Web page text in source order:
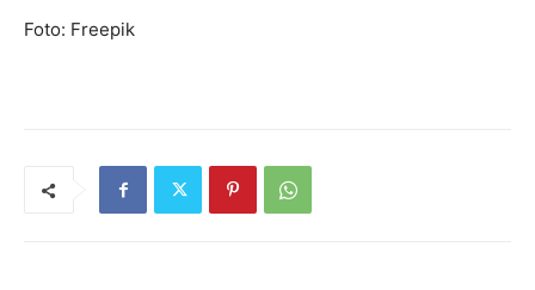
Foto: Freepik